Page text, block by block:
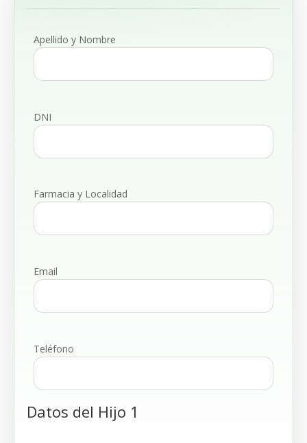
Apellido y Nombre
DNI
Farmacia y Localidad
Email
Teléfono
Datos del Hijo 1